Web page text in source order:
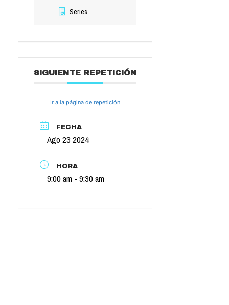
Series
SIGUIENTE REPETICIÓN
Ir a la página de repetición
FECHA
Ago 23 2024
HORA
9:00 am - 9:30 am